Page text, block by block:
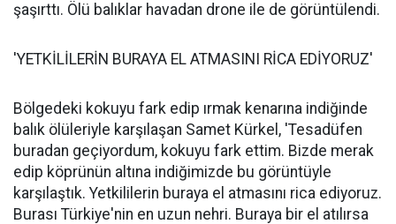
şaşırttı. Ölü balıklar havadan drone ile de görüntülendi.
'YETKİLİLERİN BURAYA EL ATMASINI RİCA EDİYORUZ'
Bölgedeki kokuyu fark edip ırmak kenarına indiğinde
balık ölüleriyle karşılaşan Samet Kürkel, 'Tesadüfen
buradan geçiyordum, kokuyu fark ettim. Bizde merak
edip köprünün altına indiğimizde bu görüntüyle
karşılaştık. Yetkililerin buraya el atmasını rica ediyoruz.
Burası Türkiye'nin en uzun nehri. Buraya bir el atılırsa